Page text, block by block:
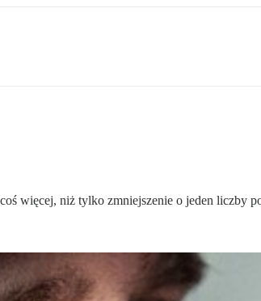
więcej, niż tylko zmniejszenie o jeden liczby